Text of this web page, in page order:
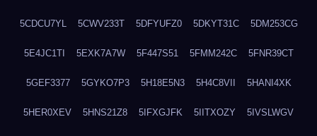
5CDCU7YL 5CWV233T 5DFYUFZ0 5DKYT31C 5DM253CG
5E4JC1TI 5EXK7A7W 5F447S51 5FMM242C 5FNR39CT
5GEF3377 5GYKO7P3 5H18E5N3 5H4C8VII 5HANI4XK
5HER0XEV 5HNS21Z8 5IFXGJFK 5IITXOZY 5IVSLWGV